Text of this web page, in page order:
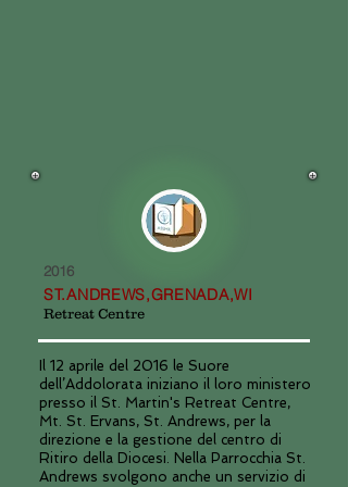
2016
ST.ANDREWS,GRENADA,WI
Retreat Centre
Il 12 aprile del 2016 le Suore
dell’Addolorata iniziano il loro ministero
presso il St. Martin's Retreat Centre,
Mt. St. Ervans, St. Andrews, per la
direzione e la gestione del centro di
Ritiro della Diocesi. Nella Parrocchia St.
Andrews svolgono anche un servizio di